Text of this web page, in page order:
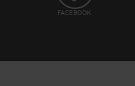
FACEBOOK